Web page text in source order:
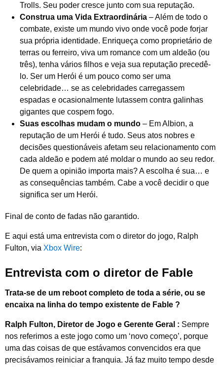
Trolls. Seu poder cresce junto com sua reputação.
Construa uma Vida Extraordinária – Além de todo o
combate, existe um mundo vivo onde você pode forjar
sua própria identidade. Enriqueça como proprietário de
terras ou ferreiro, viva um romance com um aldeão (ou
três), tenha vários filhos e veja sua reputação precedê-
lo. Ser um Herói é um pouco como ser uma
celebridade… se as celebridades carregassem
espadas e ocasionalmente lutassem contra galinhas
gigantes que cospem fogo.
Suas escolhas mudam o mundo – Em Albion, a
reputação de um Herói é tudo. Seus atos nobres e
decisões questionáveis ​​afetam seu relacionamento com
cada aldeão e podem até moldar o mundo ao seu redor.
De quem a opinião importa mais? A escolha é sua… e
as consequências também. Cabe a você decidir o que
significa ser um Herói.
Final de conto de fadas não garantido.
E aqui está uma entrevista com o diretor do jogo, Ralph
Fulton, via Xbox Wire:
Entrevista com o diretor de Fable
Trata-se de um reboot completo de toda a série, ou se
encaixa na linha do tempo existente de Fable ?
Ralph Fulton, Diretor de Jogo e Gerente Geral : Sempre
nos referimos a este jogo como um ‘novo começo’, porque
uma das coisas de que estávamos convencidos era que
precisávamos reiniciar a franquia. Já faz muito tempo desde